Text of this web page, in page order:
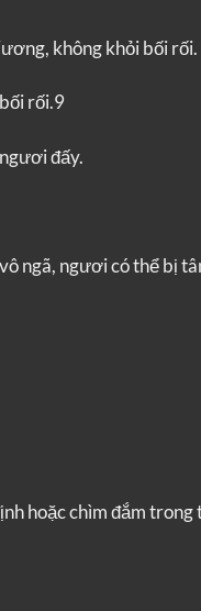
không khỏi bối rối.
rối.9
đấy.
ngã, ngươi có thể bị
hoặc chìm đắm